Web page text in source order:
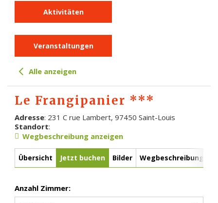
Aktivitäten
Veranstaltungen
Alle anzeigen
Le Frangipanier ***
Adresse: 231 C rue Lambert, 97450 Saint-Louis
Standort:
Wegbeschreibung anzeigen
Übersicht Jetzt buchen Bilder Wegbeschreibung
Anzahl Zimmer: